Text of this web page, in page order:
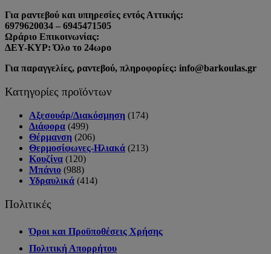
Για ραντεβού και υπηρεσίες εντός Αττικής:
6979620034 – 6945471505
Ωράριο Επικοινωνίας:
ΔΕΥ-ΚΥΡ: Όλο το 24ωρο
Για παραγγελίες, ραντεβού, πληροφορίες: info@barkoulas.gr
Κατηγορίες προϊόντων
Αξεσουάρ/Διακόσμηση (174)
Διάφορα (499)
Θέρμανση (206)
Θερμοσίφωνες-Ηλιακά (213)
Κουζίνα (120)
Μπάνιο (988)
Υδραυλικά (414)
Πολιτικές
Όροι και Προϋποθέσεις Χρήσης
Πολιτική Απορρήτου